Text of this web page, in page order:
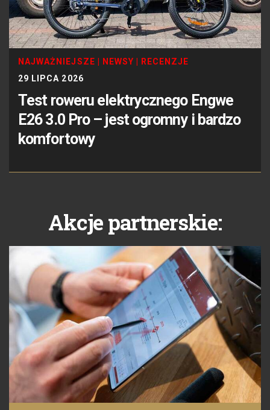
NAJWAŻNIEJSZE NEWSY
RECENZJE
29 LIPCA 2026
Test roweru elektrycznego Engwe
E26 3.0 Pro – jest ogromny i bardzo
komfortowy
Akcje partnerskie: